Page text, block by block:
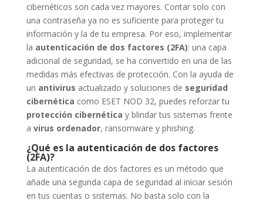
cibernéticos son cada vez mayores. Contar solo con
una contraseña ya no es suficiente para proteger tu
información y la de tu empresa. Por eso, implementar
la autenticación de dos factores (2FA): una capa
adicional de seguridad, se ha convertido en una de las
medidas más efectivas de protección. Con la ayuda de
un antivirus actualizado y soluciones de seguridad
cibernética como ESET NOD 32, puedes reforzar tu
protección cibernética y blindar tus sistemas frente
a virus ordenador, ransomware y phishing.
¿Qué es la autenticación de dos factores
(2FA)?
La autenticación de dos factores es un método que
añade una segunda capa de seguridad al iniciar sesión
en tus cuentas o sistemas. No basta solo con la